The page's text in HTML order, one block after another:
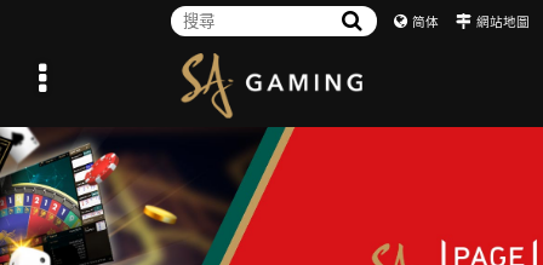
简体 網站地圖